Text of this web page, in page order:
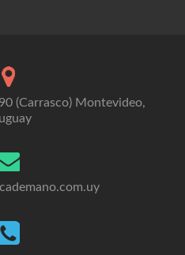
(Carrasco) Montevideo,